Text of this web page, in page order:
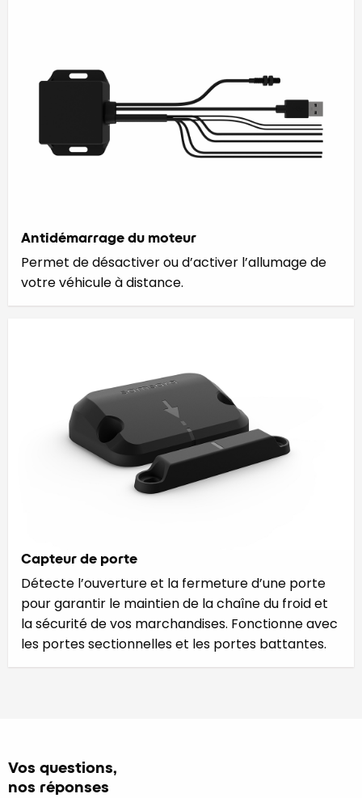
Antidémarrage du moteur
Permet de désactiver ou d’activer l’allumage de
votre véhicule à distance.
Capteur de porte
Détecte l’ouverture et la fermeture d’une porte
pour garantir le maintien de la chaîne du froid et
la sécurité de vos marchandises. Fonctionne avec
les portes sectionnelles et les portes battantes.
Vos questions,
nos réponses